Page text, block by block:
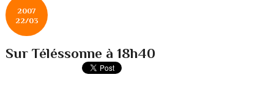
2007
22/03
Sur Téléssonne à 18h40